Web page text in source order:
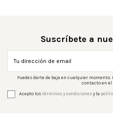
Suscríbete a
Puedes darte de baja en cualquier
contacto en el
Acepto lostérminos y condicionesy la